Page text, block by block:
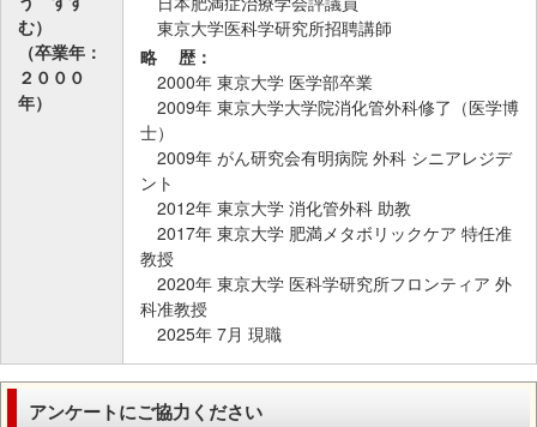
む）
（卒業年：
２０００
年）
東京大学医科学研究所招聘講師
略 歴：
2000年 東京大学 医学部卒業
2009年 東京大学大学院消化管外科修了（医学博
士）
2009年 がん研究会有明病院 外科 シニアレジデ
ント
2012年 東京大学 消化管外科 助教
2017年 東京大学 肥満メタボリックケア 特任准
教授
2020年 東京大学 医科学研究所フロンティア 外
科准教授
2025年 7月 現職
アンケートにご協力ください